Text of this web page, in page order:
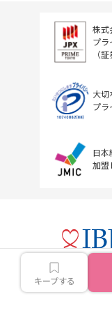
キープする
株式
プラ
（
大切
プラ
日本
加盟